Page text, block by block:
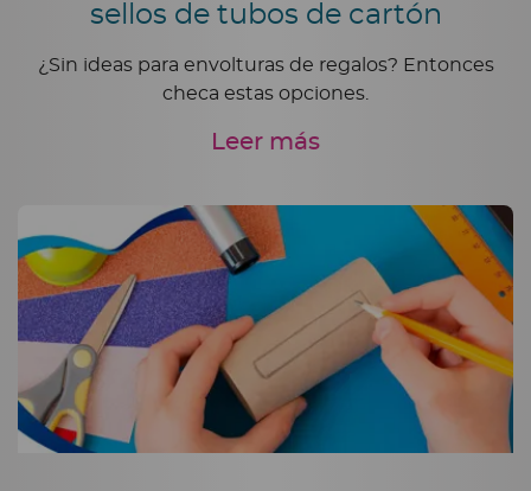
sellos de tubos de cartón
¿Sin ideas para envolturas de regalos? Entonces
checa estas opciones.
Leer más